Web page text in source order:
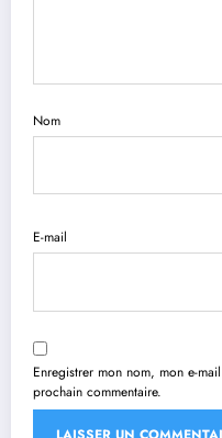
Nom
E-mail
Enregistrer mon nom, mon e-
prochain commentaire.